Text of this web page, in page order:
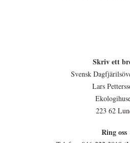
Skriv ett
Svensk
Lars
223 62
Ring oss